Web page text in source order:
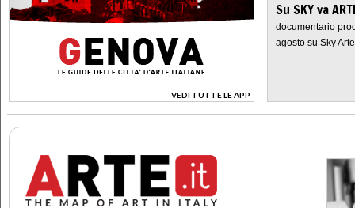
VEDI TUTTE LE APP
>
Su SKY va
documentario
agosto su Sky Arte